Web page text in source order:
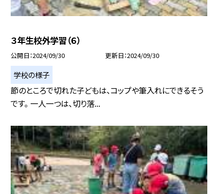
３年生校外学習（６）
公開日 2024/09/30 更新日 2024/09/30
学校の様子
節のところで切れた子どもは、コップや筆入れにできるそう
です。 一人一つは、切り落...